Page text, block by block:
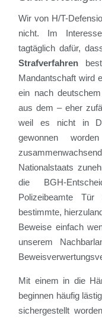
Wir von H/T-
nicht. Im
tagtäglich dafür,
Strafverfahren
Mandantschaft wird
ein nach
aus dem – eher
weil es nicht in
gewonnen
Nationalstaats
die BGH-
Polizeibeamte
bestimmte,
Beweise einfach
unserem
Mit einem in die
beginnen häufig
sichergestellt